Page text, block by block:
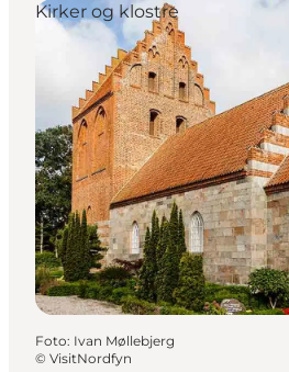
Oplevelser
Outdoor
Mad og drikke
Overnatning
Book lokale oplevelser
Kirker og klostre
Foto: Ivan Møllebjerg
© VisitNordfyn